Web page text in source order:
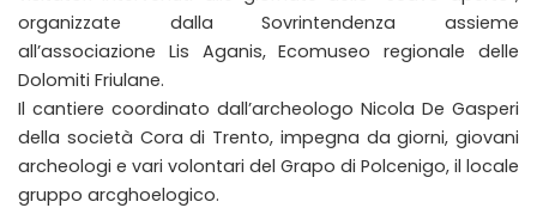
organizzate dalla Sovrintendenza assieme
all’associazione Lis Aganis, Ecomuseo regionale delle
Dolomiti Friulane.
Il cantiere coordinato dall’archeologo Nicola De Gasperi
della società Cora di Trento, impegna da giorni, giovani
archeologi e vari volontari del Grapo di Polcenigo, il locale
gruppo arcghoelogico.